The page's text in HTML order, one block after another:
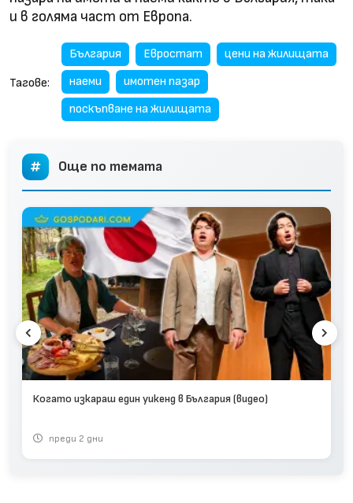
и в голяма част от Европа.
Тагове:
България Евростат
цени на жилищата
наеми
имотен пазар
поскъпване на жилищата
Още по темата
Когато изкараш един уикенд в България (видео)
преди 2 дни